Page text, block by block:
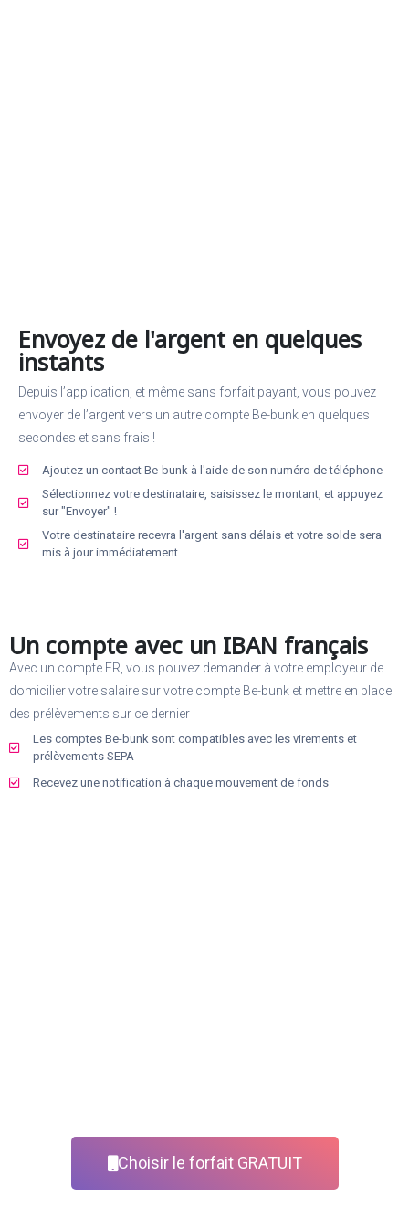
Envoyez de l'argent en quelques
instants
Depuis l’application, et même sans forfait payant, vous pouvez
envoyer de l’argent vers un autre compte Be-bunk en quelques
secondes et sans frais !
Ajoutez un contact Be-bunk à l'aide de son numéro de téléphone
Sélectionnez votre destinataire, saisissez le montant, et appuyez
sur "Envoyer" !
Votre destinataire recevra l'argent sans délais et votre solde sera
mis à jour immédiatement
Un compte avec un IBAN français
Avec un compte FR, vous pouvez demander à votre employeur de
domicilier votre salaire sur votre compte Be-bunk et mettre en place
des prélèvements sur ce dernier
Les comptes Be-bunk sont compatibles avec les virements et
prélèvements SEPA
Recevez une notification à chaque mouvement de fonds
Choisir le forfait GRATUIT